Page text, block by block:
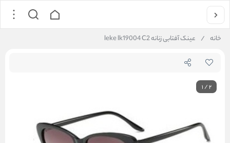
خانه / عینک آفتابی زنانه leke lk19004 C2
1/2